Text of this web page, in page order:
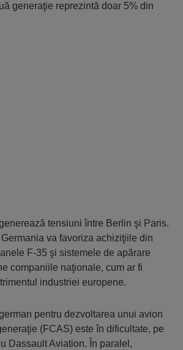
generaţie reprezintă doar 5% din
tensiuni între Berlin şi Paris.
va favoriza achiziţiile din
F-35 şi sistemele de apărare
companiile naţionale, cum ar fi
industriei europene.
pentru dezvoltarea unui avion
(FCAS) este în dificultate, pe
Dassault Aviation. În paralel,